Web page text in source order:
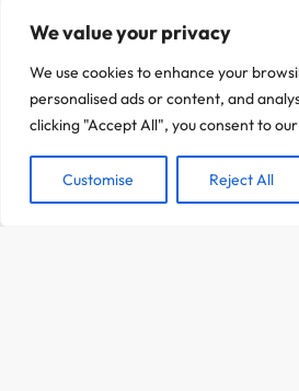
We value your privacy
We use cookies to enhance your
personalised ads or content, and
clicking "Accept All", you consent to
Customise Reject All
On a attendu d'être sûr que le contenu de notre
C'est OK pour vous ?
ACCEPTER